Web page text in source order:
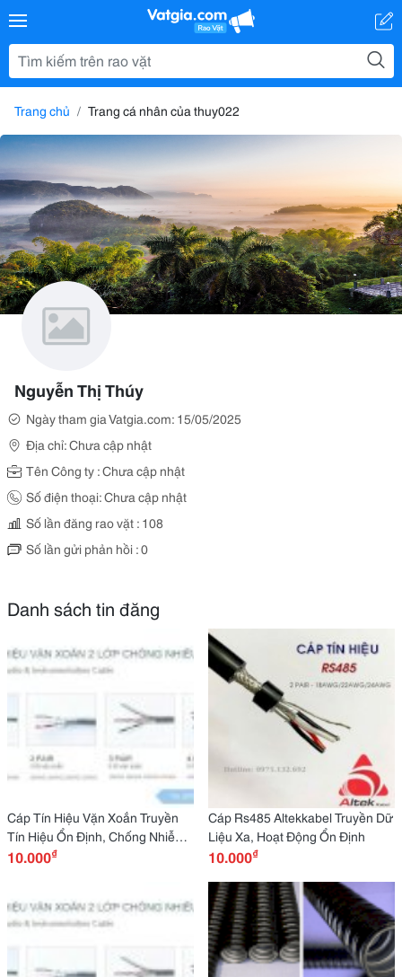
Trang chủ Trang cá nhân của thuy022
Nguyễn Thị Thúy
Ngày tham gia Vatgia.com: 15/05/2025
Địa chỉ: Chưa cập nhật
Tên Công ty : Chưa cập nhật
Số điện thoại: Chưa cập nhật
Số lần đăng rao vặt : 108
Số lần gửi phản hồi : 0
Danh sách tin đăng
Cáp Tín Hiệu Vặn Xoắn Truyền
Tín Hiệu Ổn Định, Chống Nhiễu
Hiệu Quả
10.000₫
Cáp Rs485 Altekkabel Truyền Dữ
Liệu Xa, Hoạt Động Ổn Định
10.000₫